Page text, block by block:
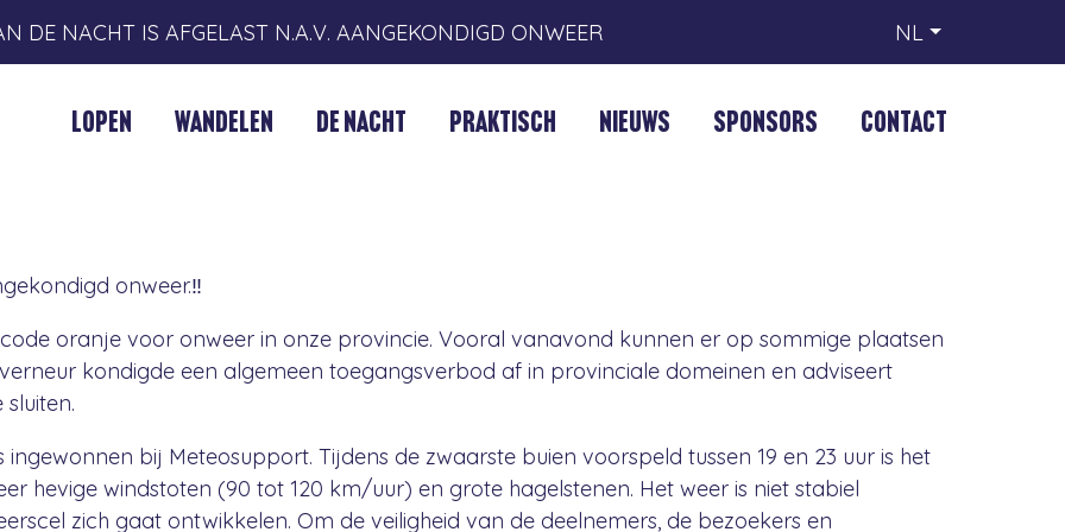
DE NACHT IS AFGELAST N.A.V. AANGEKONDIGD ONWEER NL
LOPEN WANDELEN DE NACHT PRAKTISCH NIEUWS SPONSORS CONTACT
onweer.‼️
oranje voor onweer in onze provincie. Vooral vanavond kunnen er op sommige plaatsen
kondigde een algemeen toegangsverbod af in provinciale domeinen en adviseert
bij Meteosupport. Tijdens de zwaarste buien voorspeld tussen 19 en 23 uur is het
hevige windstoten (90 tot 120 km/uur) en grote hagelstenen. Het weer is niet stabiel
zich gaat ontwikkelen. Om de veiligheid van de deelnemers, de bezoekers en